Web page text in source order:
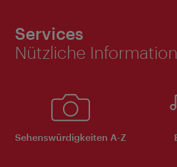
Services
Nützliche
Sehenswürdigkeiten A-Z